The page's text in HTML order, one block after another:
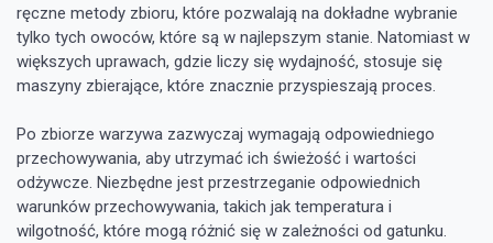
ręczne metody zbioru, które pozwalają na dokładne wybranie
tylko tych owoców, które są w najlepszym stanie. Natomiast w
większych uprawach, gdzie liczy się wydajność, stosuje się
maszyny zbierające, które znacznie przyspieszają proces.
Po zbiorze warzywa zazwyczaj wymagają odpowiedniego
przechowywania, aby utrzymać ich świeżość i wartości
odżywcze. Niezbędne jest przestrzeganie odpowiednich
warunków przechowywania, takich jak temperatura i
wilgotność, które mogą różnić się w zależności od gatunku.